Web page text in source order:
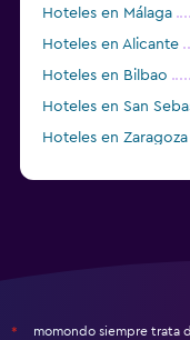
Hoteles en Málaga
Hoteles en Alicante
Hoteles en Bilbao
Hoteles en San
Hoteles en Zaragoza
*
momondo siempre trata